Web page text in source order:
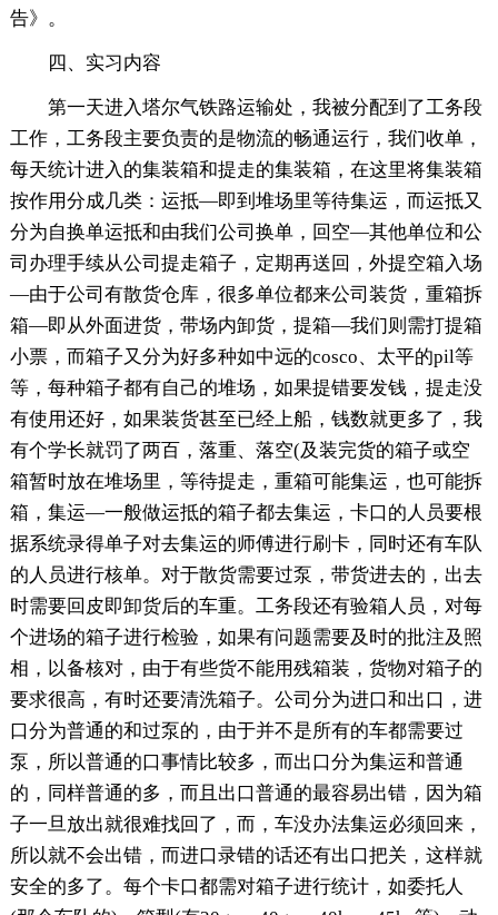
告》。
四、实习内容
第一天进入塔尔气铁路运输处，我被分配到了工务段
工作，工务段主要负责的是物流的畅通运行，我们收单，
每天统计进入的集装箱和提走的集装箱，在这里将集装箱
按作用分成几类：运抵—即到堆场里等待集运，而运抵又
分为自换单运抵和由我们公司换单，回空—其他单位和公
司办理手续从公司提走箱子，定期再送回，外提空箱入场
—由于公司有散货仓库，很多单位都来公司装货，重箱拆
箱—即从外面进货，带场内卸货，提箱—我们则需打提箱
小票，而箱子又分为好多种如中远的cosco、太平的pil等
等，每种箱子都有自己的堆场，如果提错要发钱，提走没
有使用还好，如果装货甚至已经上船，钱数就更多了，我
有个学长就罚了两百，落重、落空(及装完货的箱子或空
箱暂时放在堆场里，等待提走，重箱可能集运，也可能拆
箱，集运—一般做运抵的箱子都去集运，卡口的人员要根
据系统录得单子对去集运的师傅进行刷卡，同时还有车队
的人员进行核单。对于散货需要过泵，带货进去的，出去
时需要回皮即卸货后的车重。工务段还有验箱人员，对每
个进场的箱子进行检验，如果有问题需要及时的批注及照
相，以备核对，由于有些货不能用残箱装，货物对箱子的
要求很高，有时还要清洗箱子。公司分为进口和出口，进
口分为普通的和过泵的，由于并不是所有的车都需要过
泵，所以普通的口事情比较多，而出口分为集运和普通
的，同样普通的多，而且出口普通的最容易出错，因为箱
子一旦放出就很难找回了，而，车没办法集运必须回来，
所以就不会出错，而进口录错的话还有出口把关，这样就
安全的多了。每个卡口都需对箱子进行统计，如委托人